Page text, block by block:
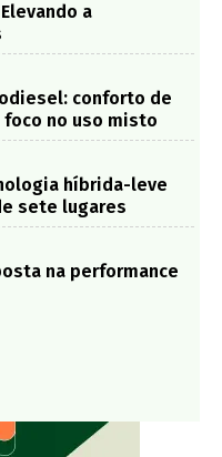
a
conforto de
foco no uso misto
híbrida-leve
sete lugares
na performance